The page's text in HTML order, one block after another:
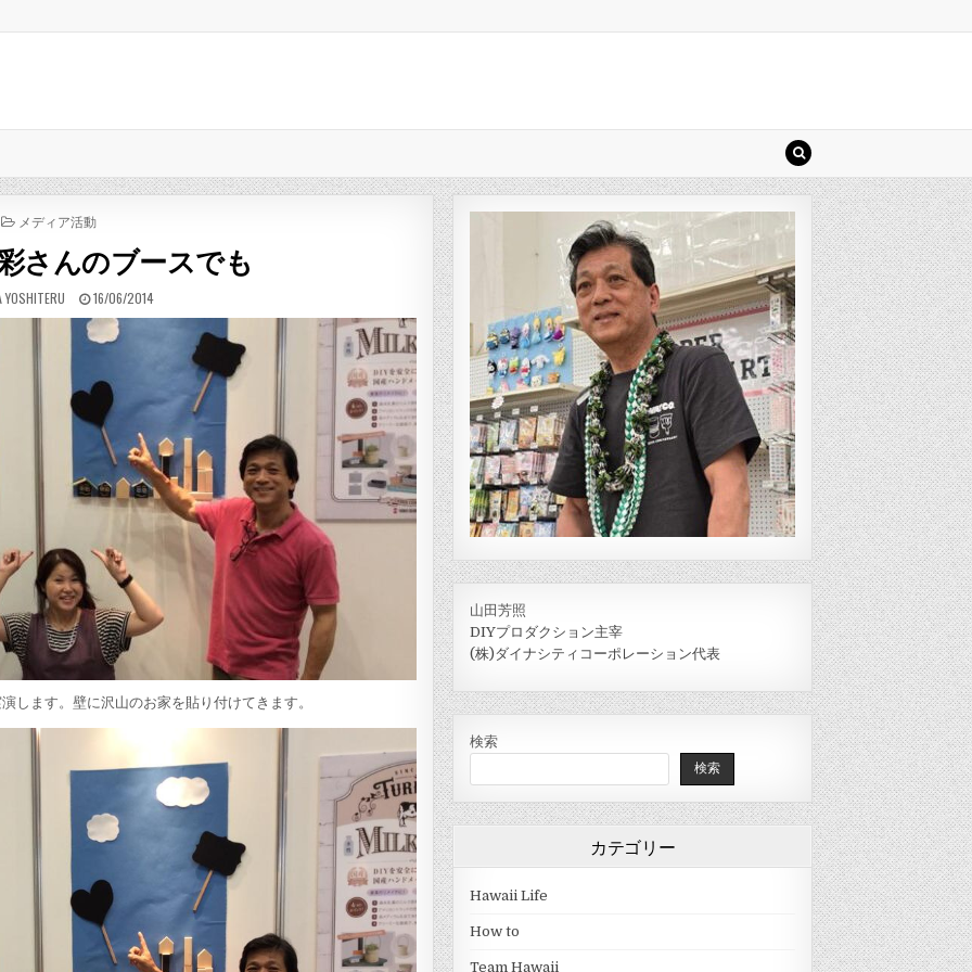
POSTED IN
メディア活動
さんのブースでも
YOSHITERU PUBLISHED DATE:
16/06/2014
します。壁に沢山のお家を貼り付けてきます。
山田芳照
DIYプロダクション主宰
(株)ダイナシティコーポレーション代表
検索
検索
カテゴリー
Hawaii Life
How to
Team Hawaii